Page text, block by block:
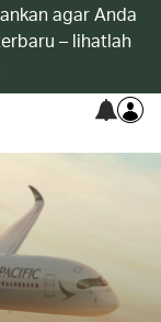
agar Anda
– lihatlah